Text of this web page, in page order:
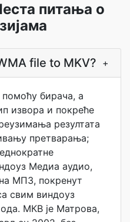
питања о
file to MKV? +
бирача, а
извора и покреће
резултата
претварања;
Медиа аудио,
МП3, покренут
свим виндоуз
МКВ је Матрова,